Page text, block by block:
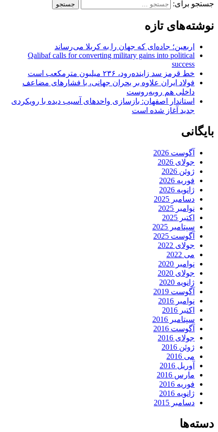
جستجو برای:
نوشته‌های تازه
اربعین؛ جاده‌ای که جهان را به کربلا می‌رساند
Qalibaf calls for converting military gains into political
success
خط قرمز سد زاینده‌رود، ۲۳۶ میلیون مترمکعب است
فولاد ایران علاوه بر بحران جهانی، با فشارهای مضاعف
داخلی هم روبه‌روست
استاندار اصفهان: بازسازی واحدهای آسیب دیده با رویکردی
جدید آغاز شده است
بایگانی
آگوست 2026
جولای 2026
ژوئن 2026
فوریه 2026
ژانویه 2026
دسامبر 2025
نوامبر 2025
اکتبر 2025
سپتامبر 2025
آگوست 2025
جولای 2022
می 2022
نوامبر 2020
جولای 2020
ژانویه 2020
آگوست 2019
نوامبر 2016
اکتبر 2016
سپتامبر 2016
آگوست 2016
جولای 2016
ژوئن 2016
می 2016
آوریل 2016
مارس 2016
فوریه 2016
ژانویه 2016
دسامبر 2015
دسته‌ها